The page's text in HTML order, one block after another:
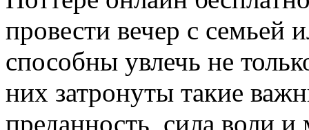
провести вечер с
способны увлечь не
них затронуты такие
преданность, сила воли